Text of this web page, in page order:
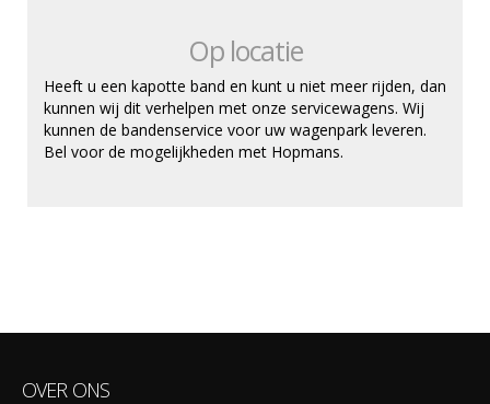
Op locatie
Heeft u een kapotte band en kunt u niet meer rijden, dan
kunnen wij dit verhelpen met onze servicewagens. Wij
kunnen de bandenservice voor uw wagenpark leveren.
Bel voor de mogelijkheden met Hopmans.
OVER ONS